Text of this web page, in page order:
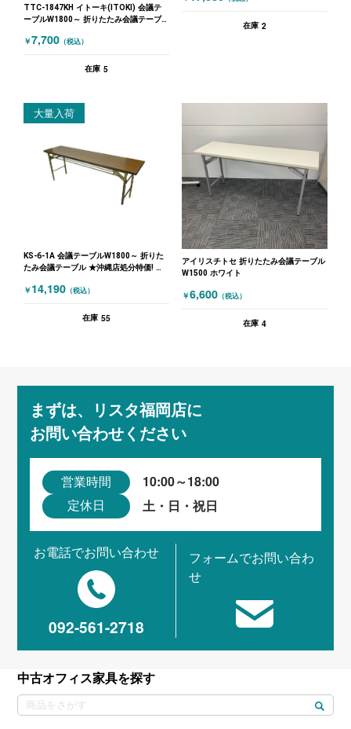
TTC-1847KH イトーキ(ITOKI) 会議テ
ーブルW1800～ 折りたたみ会議テーブ
￥7,700 （税込）
在庫 5
在庫 2
大量入荷
KS-6-1A 会議テーブルW1800～ 折りた
たみ会議テーブル ★沖縄店処分特価! 木
￥ 14,190 （税込）
在庫 55
アイリスチトセ 折りたたみ会議テーブル
W1500 ホワイト
￥6,600 （税込）
在庫 4
まずは、リスタ福岡店に
お問い合わせください
営業時間 10:00～18:00
定休日 土・日・祝日
お電話でお問い合わせ
092-561-2718
フォームでお問い合わ
せ
中古オフィス家具を探す